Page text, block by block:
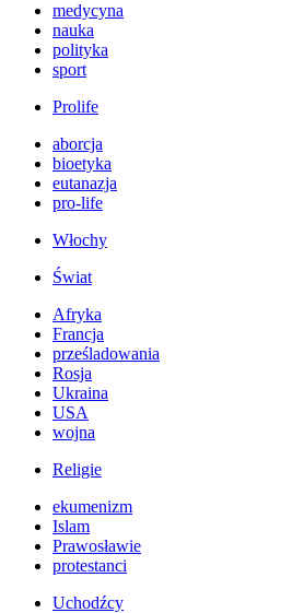
medycyna
nauka
polityka
sport
Prolife
aborcja
bioetyka
eutanazja
pro-life
Włochy
Świat
Afryka
Francja
prześladowania
Rosja
Ukraina
USA
wojna
Religie
ekumenizm
Islam
Prawosławie
protestanci
Uchodźcy